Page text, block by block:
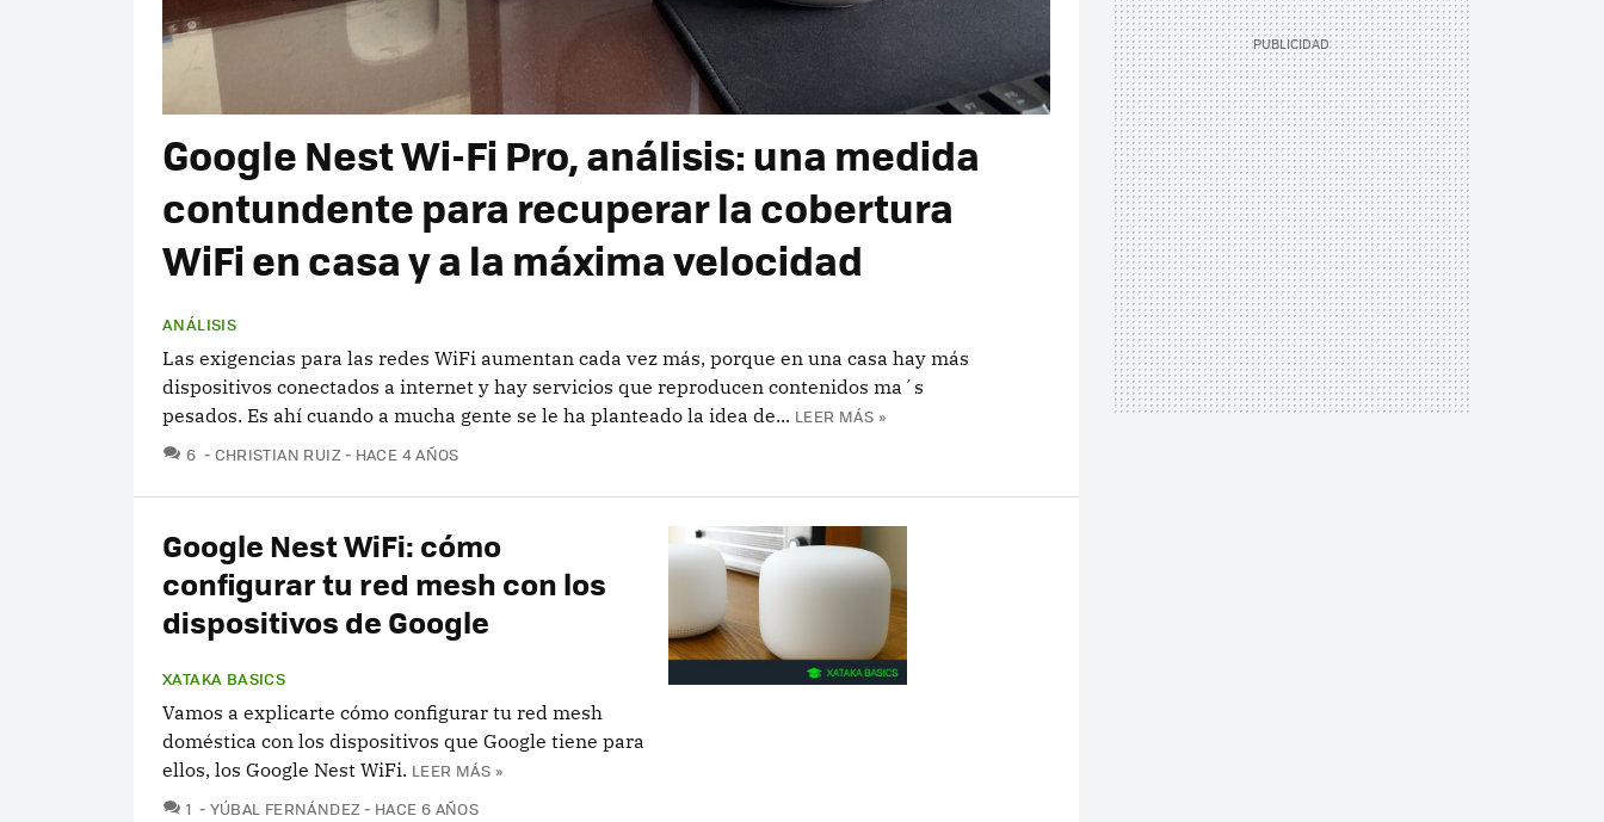
Google Nest Wi-Fi Pro, análisis: una medida
contundente para recuperar la cobertura
WiFi en casa y a la máxima velocidad
ANÁLISIS
Las exigencias para las redes WiFi aumentan cada vez más, porque en una casa hay más
dispositivos conectados a internet y hay servicios que reproducen contenidos ma´s
pesados. Es ahí cuando a mucha gente se le ha planteado la idea de... LEER MÁS »
6 COMENTARIOS
CHRISTIAN RUIZ HACE 4 AÑOS
Google Nest WiFi: cómo
configurar tu red mesh con los
dispositivos de Google
XATAKA BASICS
Vamos a explicarte cómo configurar tu red mesh
doméstica con los dispositivos que Google tiene para
ellos, los Google Nest WiFi. LEER MÁS »
1 COMENTARIOS
YÚBAL FERNÁNDEZ HACE 6 AÑOS